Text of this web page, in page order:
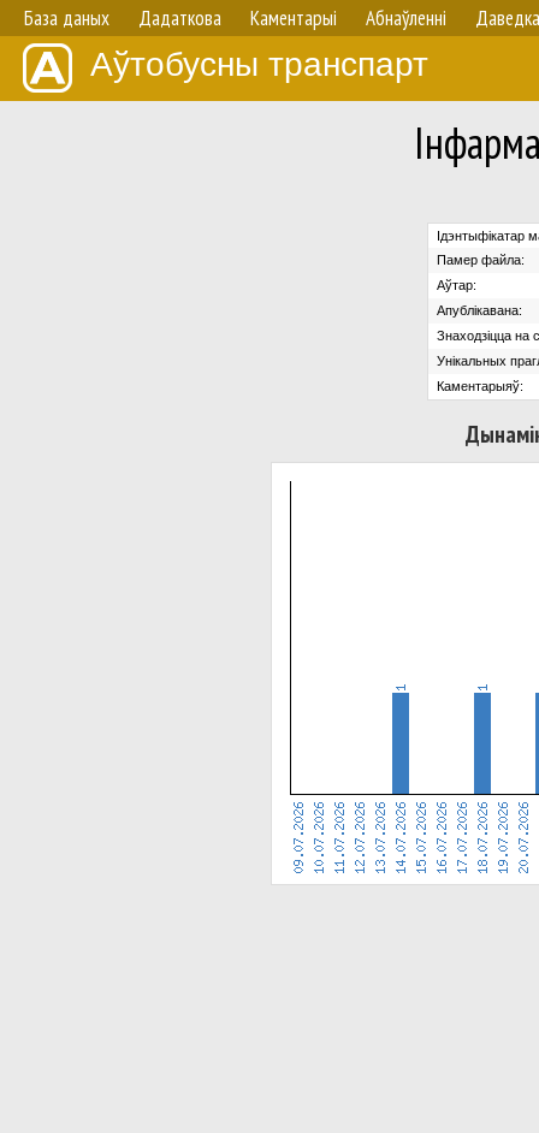
База даных Дадаткова Каментарыі Абнаўленнi Даведка
Аўтобусны транспарт
Ідэнтыфікатар
Памер файла:
Аўтар:
Апублікавана:
Знаходзіцца на
Унікальных
Каментарыяў: